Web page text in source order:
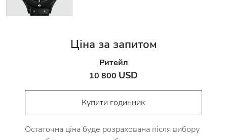
Ціна за запитом
Ритейл
10 800 USD
Купити годинник
Остаточна ціна буде розрахована після вибору